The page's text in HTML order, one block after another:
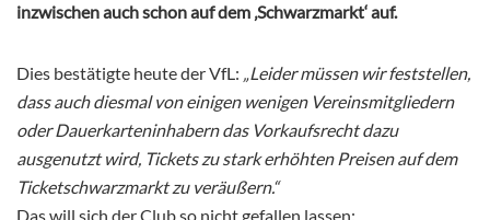
inzwischen auch schon auf dem ‚Schwarzmarkt‘ auf.
Dies bestätigte heute der VfL: „Leider müssen wir feststellen,
dass auch diesmal von einigen wenigen Vereinsmitgliedern
oder Dauerkarteninhabern das Vorkaufsrecht dazu
ausgenutzt wird, Tickets zu stark erhöhten Preisen auf dem
Ticketschwarzmarkt zu veräußern.“
Das will sich der Club so nicht gefallen lassen: